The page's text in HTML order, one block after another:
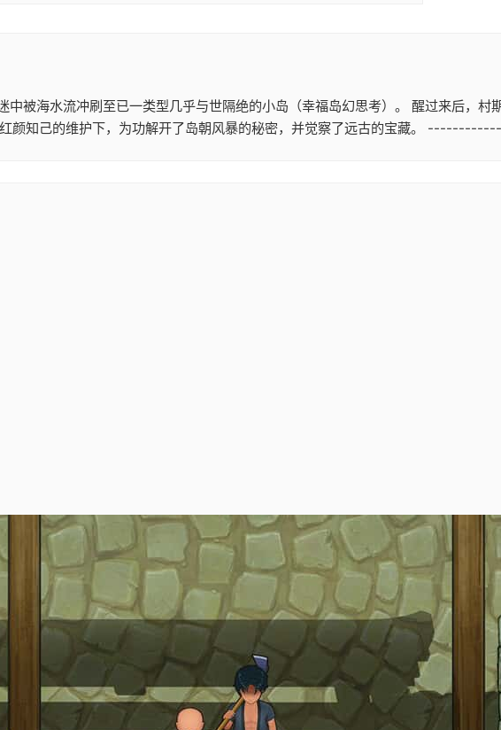
被海水流冲刷至已一类型几乎与世隔绝的小岛（幸福岛幻思考）。 醒过来后，
这些红颜知己的维护下，为功解开了岛朝风暴的秘密，并觉察了远古的宝